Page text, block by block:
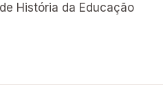
História da Educação